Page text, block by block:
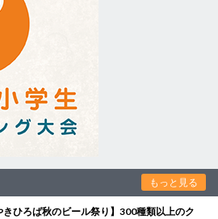
もっと見る
きひろば秋のビール祭り】300種類以上のク